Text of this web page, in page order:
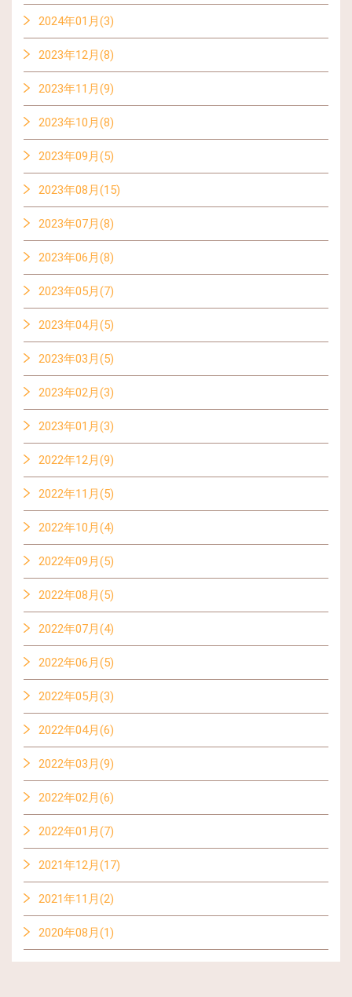
2024年01月(3)
2023年12月(8)
2023年11月(9)
2023年10月(8)
2023年09月(5)
2023年08月(15)
2023年07月(8)
2023年06月(8)
2023年05月(7)
2023年04月(5)
2023年03月(5)
2023年02月(3)
2023年01月(3)
2022年12月(9)
2022年11月(5)
2022年10月(4)
2022年09月(5)
2022年08月(5)
2022年07月(4)
2022年06月(5)
2022年05月(3)
2022年04月(6)
2022年03月(9)
2022年02月(6)
2022年01月(7)
2021年12月(17)
2021年11月(2)
2020年08月(1)